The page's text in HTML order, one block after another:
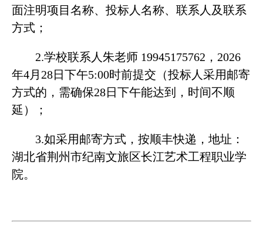
面注明项目名称、投标人名称、联系人及联系
方式；
2.学校联系人朱老师 19945175762，2026
年4月28日下午5:00时前提交（投标人采用邮寄
方式的，需确保28日下午能达到，时间不顺
延）；
3.如采用邮寄方式，按顺丰快递，地址：
湖北省荆州市纪南文旅区长江艺术工程职业学
院。